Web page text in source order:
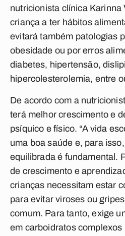
nutricionista clínica Karinna
criança a ter hábitos
evitará também patologias
obesidade ou por erros
diabetes, hipertensão,
hipercolesterolemia, entre
De acordo com a
terá melhor crescimento e
psíquico e físico. “A vida
uma boa saúde e, para
equilibrada é fundamental.
de crescimento e
crianças necessitam estar
para evitar viroses ou
comum. Para tanto, exige
em carboidratos complexos